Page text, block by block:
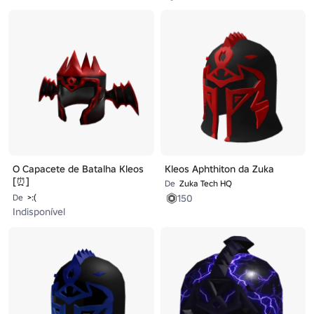
O Capacete de Batalha Kleos
[⏰]
De >:(ᅠᅠ
Indisponível
Kleos Aphthiton da Zuka
De Zuka Tech HQ
150